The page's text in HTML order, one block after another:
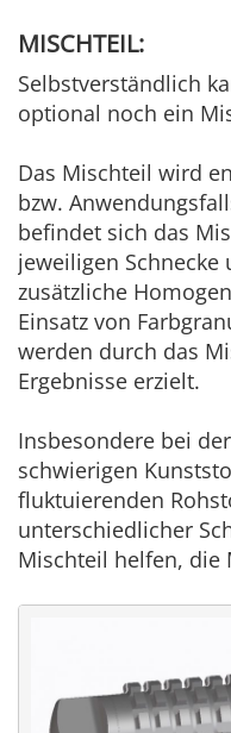
MISCHTEIL:
Selbstverständlich
optional noch ein
Das Mischteil wird
bzw.
befindet sich das
jeweiligen
zusätzliche
Einsatz von
werden durch das
Ergebnisse erzielt.
Insbesondere bei
schwierigen
fluktuierenden
unterschiedlicher
Mischteil helfen, die